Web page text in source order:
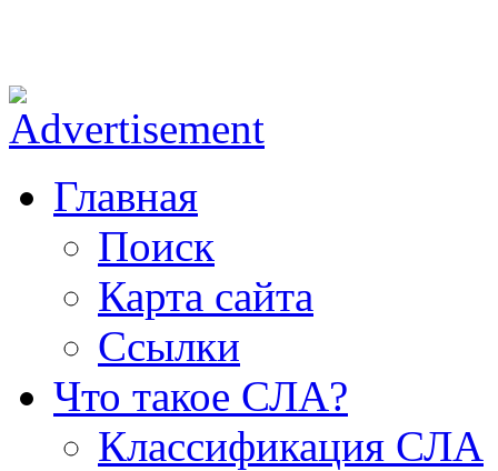
Главная
Поиск
Карта сайта
Ссылки
Что такое СЛА?
Классификация СЛА